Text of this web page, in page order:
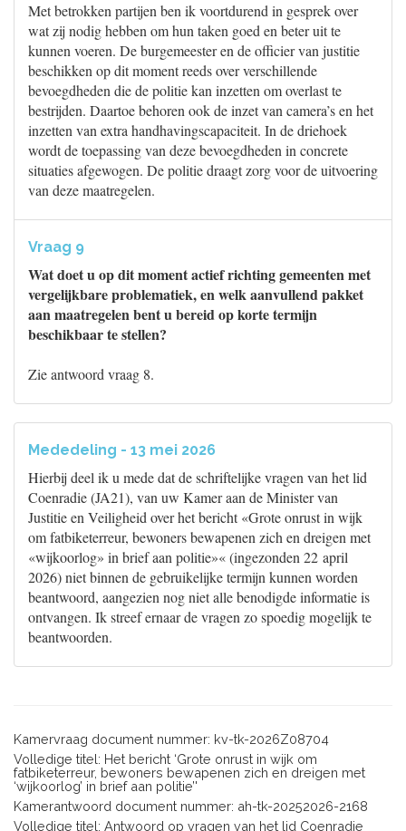
Met betrokken partijen ben ik voortdurend in gesprek over
wat zij nodig hebben om hun taken goed en beter uit te
kunnen voeren. De burgemeester en de officier van justitie
beschikken op dit moment reeds over verschillende
bevoegdheden die de politie kan inzetten om overlast te
bestrijden. Daartoe behoren ook de inzet van camera’s en het
inzetten van extra handhavingscapaciteit. In de driehoek
wordt de toepassing van deze bevoegdheden in concrete
situaties afgewogen. De politie draagt zorg voor de uitvoering
van deze maatregelen.
Vraag 9
Wat doet u op dit moment actief richting gemeenten met
vergelijkbare problematiek, en welk aanvullend pakket
aan maatregelen bent u bereid op korte termijn
beschikbaar te stellen?
Zie antwoord vraag 8.
Mededeling - 13 mei 2026
Hierbij deel ik u mede dat de schriftelijke vragen van het lid
Coenradie (JA21), van uw Kamer aan de Minister van
Justitie en Veiligheid over het bericht «Grote onrust in wijk
om fatbiketerreur, bewoners bewapenen zich en dreigen met
«wijkoorlog» in brief aan politie»« (ingezonden 22 april
2026) niet binnen de gebruikelijke termijn kunnen worden
beantwoord, aangezien nog niet alle benodigde informatie is
ontvangen. Ik streef ernaar de vragen zo spoedig mogelijk te
beantwoorden.
Kamervraag document nummer: kv-tk-2026Z08704
Volledige titel: Het bericht ‘Grote onrust in wijk om
fatbiketerreur, bewoners bewapenen zich en dreigen met
‘wijkoorlog’ in brief aan politie’'
Kamerantwoord document nummer: ah-tk-20252026-2168
Volledige titel: Antwoord op vragen van het lid Coenradie